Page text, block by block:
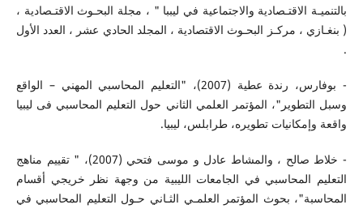
بالتنميـة الاقتـصادية والاجتماعية في ليببا " ، مجلة البحـوث الاقتـصادية ،
( بنغـازي ، مركـز البحـوث الاقتصادية ، المجلد الحادي عشر ، العدد الأول
.
- بوفارس، رندة عطية (2007)، "التعليم المحاسبي المهني – الواقع
وسبل التطوير"، المؤتمر العلمي الثاني حول التعليم المحاسبي فى ليبيا
واقعة وإمكانيات تطويره، طرابلس، ليبيا.
- خلاط صالح ، والمشاط عادل و موسى فتحي (2007)، " تقييم مناهج
التعليم المحاسبي في الجامعات الليبية من وجهة نظر خريجي أقسام
المحاسبة"، بحوث المؤتمر العلمـي الثـاني حـول التعليم المحاسبي في